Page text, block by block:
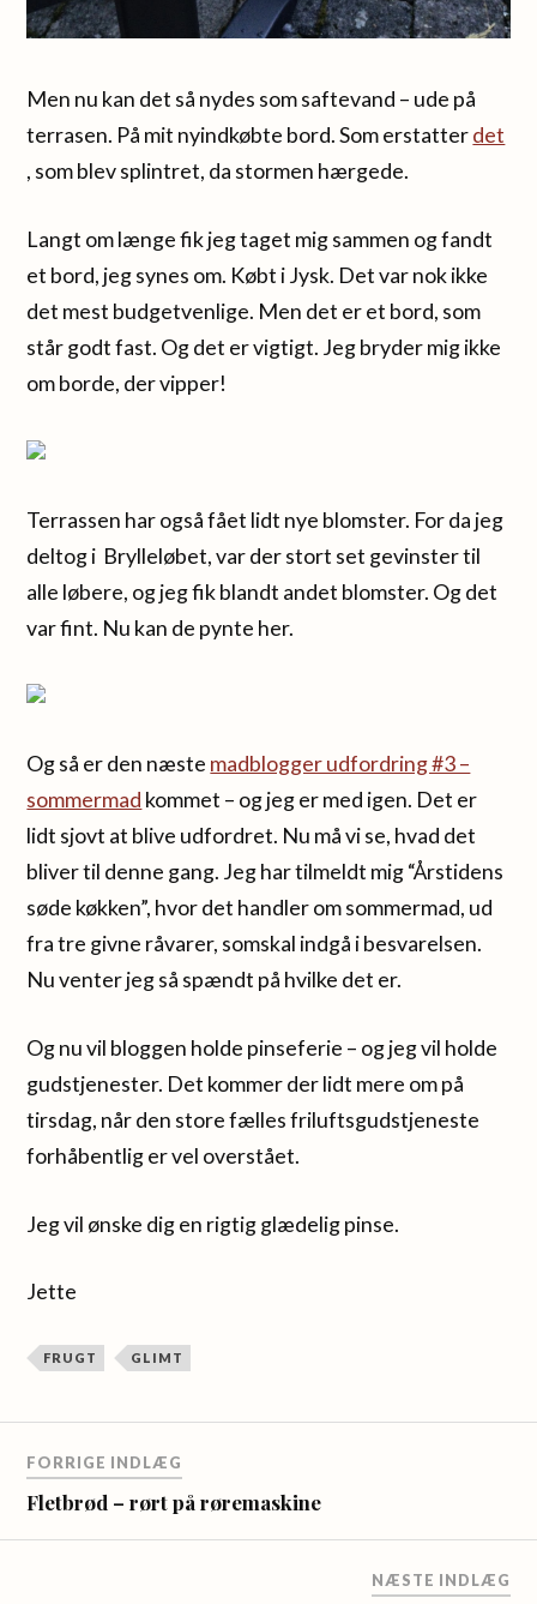
Men nu kan det så nydes som saftevand – ude på
terrasen. På mit nyindkøbte bord. Som erstatterdet
, som blev splintret, da stormen hærgede.
Langt om længe fik jeg taget mig sammen og fandt
et bord, jeg synes om. Købt i Jysk. Det var nok ikke
det mest budgetvenlige. Men det er et bord, som
står godt fast. Og det er vigtigt. Jeg bryder mig ikke
om borde, der vipper!
Terrassen har også fået lidt nye blomster. For da jeg
deltog i Brylleløbet, var der stort set gevinster til
alle løbere, og jeg fik blandt andet blomster. Og det
var fint. Nu kan de pynte her.
Og så er den næste madblogger udfordring #3 –
sommermad kommet – og jeg er med igen. Det er
lidt sjovt at blive udfordret. Nu må vi se, hvad det
bliver til denne gang. Jeg har tilmeldt mig “Årstidens
søde køkken”, hvor det handler om sommermad, ud
fra tre givne råvarer, somskal indgå i besvarelsen.
Nu venter jeg så spændt på hvilke det er.
Og nu vil bloggen holde pinseferie – og jeg vil holde
gudstjenester. Det kommer der lidt mere om på
tirsdag, når den store fælles friluftsgudstjeneste
forhåbentlig er vel overstået.
Jeg vil ønske dig en rigtig glædelig pinse.
Jette
FRUGT GLIMT
FORRIGE INDLÆG
Fletbrød – rørt på røremaskine
NÆSTE INDLÆG